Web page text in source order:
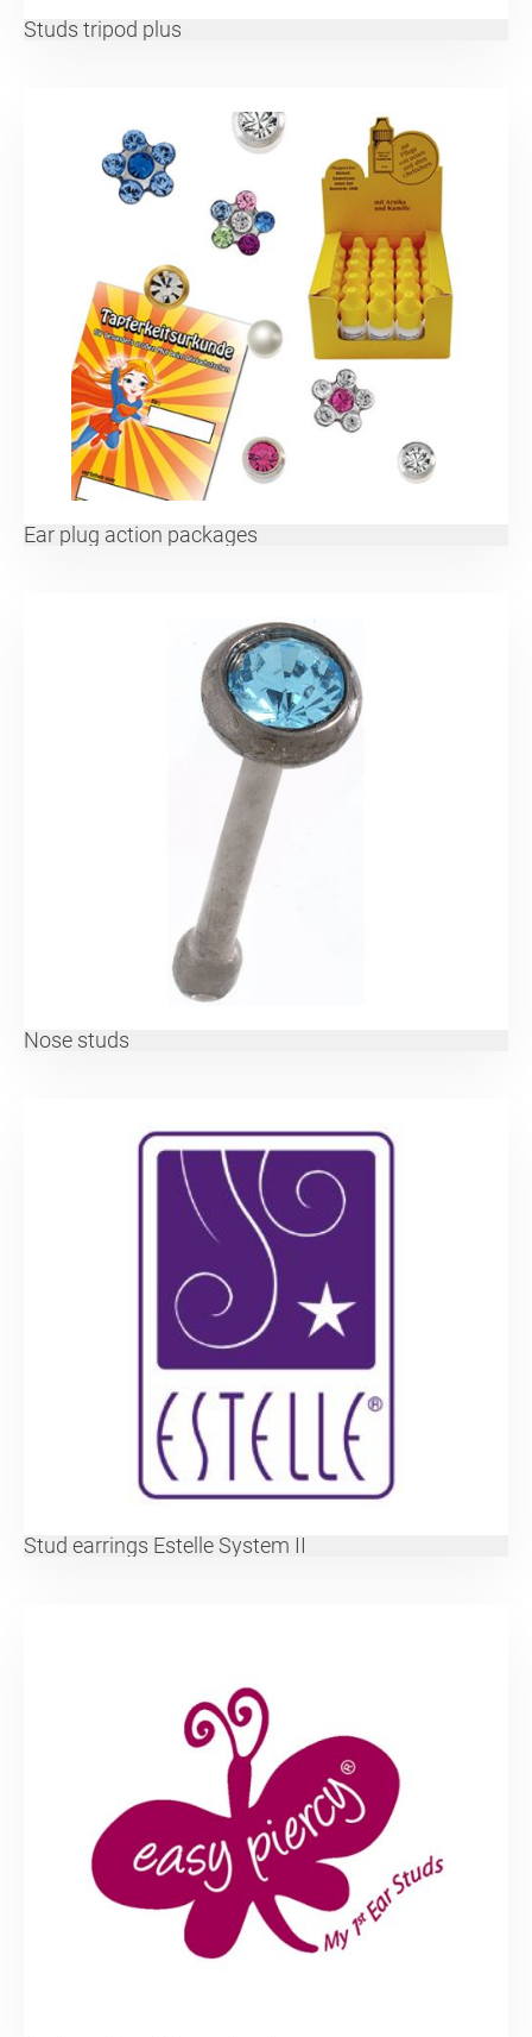
Studs tripod plus
Ear plug action packages
Nose studs
Stud earrings Estelle System II